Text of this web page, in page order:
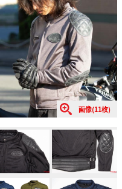
画像(11枚)